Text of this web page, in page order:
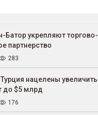
Батор укрепляют торгово-
партнерство
283
нацелены увеличить
до $5 млрд
176